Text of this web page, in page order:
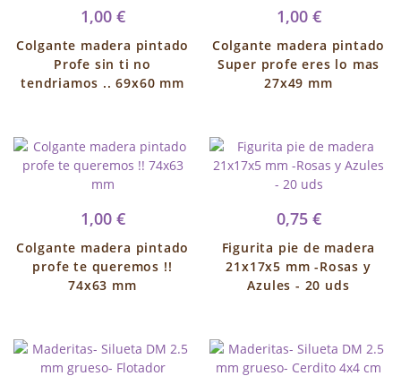
1,00 €
Colgante madera pintado
Profe sin ti no
tendriamos .. 69x60 mm
1,00 €
Colgante madera pintado
Super profe eres lo mas
27x49 mm
1,00 €
Colgante madera pintado
profe te queremos !!
74x63 mm
0,75 €
Figurita pie de madera
21x17x5 mm -Rosas y
Azules - 20 uds